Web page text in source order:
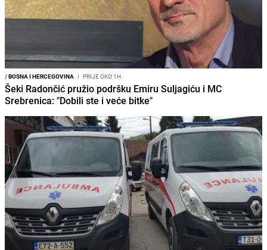
/BOSNA I HERCEGOVINA I PRIJE OKO 1H
Šeki Radončić pružio podršku Emiru Suljagiću i MC
Srebrenica: "Dobili ste i veće bitke"